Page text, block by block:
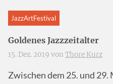
JazzArtFestival
Goldenes Jazzzeitalter
15. Dez. 2019 von Thore Kurz
Zwischen dem 25. und